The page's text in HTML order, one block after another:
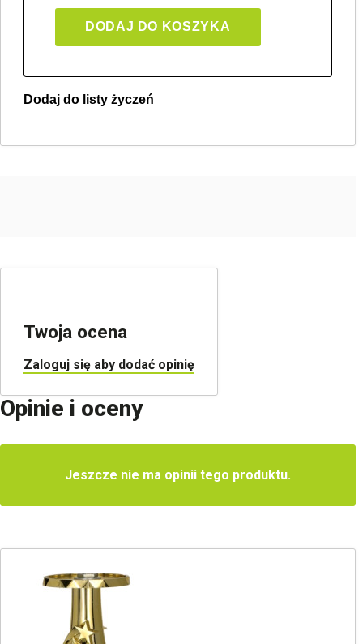
DODAJ DO KOSZYKA
Dodaj do listy życzeń
Twoja ocena
Zaloguj się aby dodać opinię
Opinie i oceny
Jeszcze nie ma opinii tego produktu.